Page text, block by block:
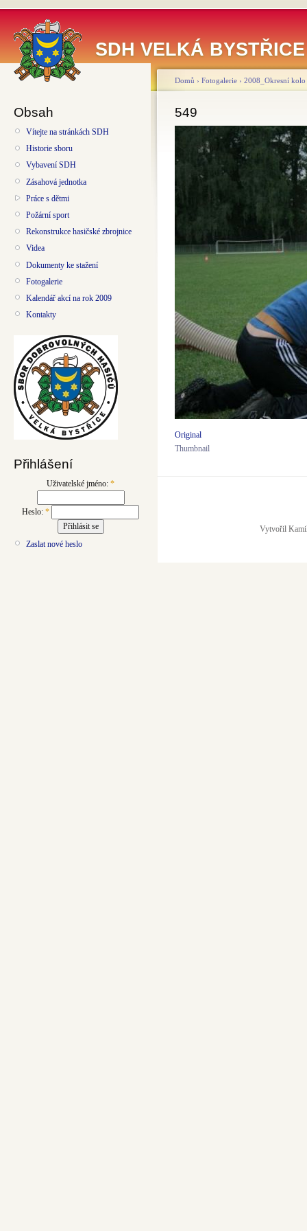
SDH VELKÁ BYSTŘICE
Obsah
Vítejte na stránkách SDH
Historie sboru
Vybavení SDH
Zásahová jednotka
Práce s dětmi
Požární sport
Rekonstrukce hasičské zbrojnice
Videa
Dokumenty ke stažení
Fotogalerie
Kalendář akcí na rok 2009
Kontakty
Přihlášení
Uživatelské jméno: *
Heslo: *
Zaslat nové heslo
Domů › Fotogalerie › 2008_Okresní kolo
549
Original
Thumbnail
Vytvořil